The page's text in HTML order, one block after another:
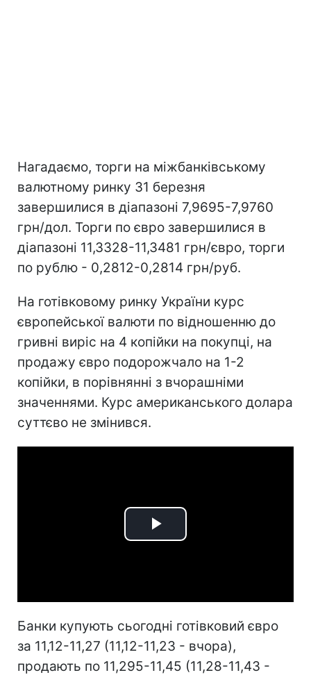
Нагадаємо, торги на міжбанківському
валютному ринку 31 березня
завершилися в діапазоні 7,9695-7,9760
грн/дол. Торги по євро завершилися в
діапазоні 11,3328-11,3481 грн/євро, торги
по рублю - 0,2812-0,2814 грн/руб.
На готівковому ринку України курс
європейської валюти по відношенню до
гривні виріс на 4 копійки на покупці, на
продажу євро подорожчало на 1-2
копійки, в порівнянні з вчорашніми
значеннями. Курс американського долара
суттєво не змінився.
Play
Банки купують сьогодні готівковий євро
за 11,12-11,27 (11,12-11,23 - вчора),
продають по 11,295-11,45 (11,28-11,43 -